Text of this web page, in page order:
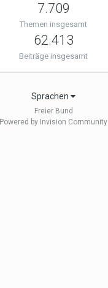
7.709
Themen insgesamt
62.413
Beiträge insgesamt
Sprachen
Freier Bund
Powered by Invision Community